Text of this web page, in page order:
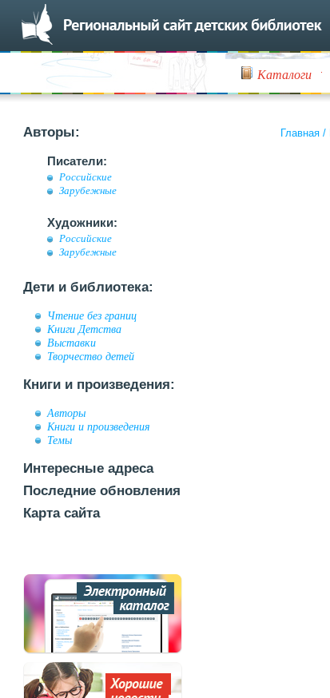
Каталоги
Авторы:
Писатели:
Российские
Зарубежные
Художники:
Российские
Зарубежные
Дети и библиотека:
Чтение без границ
Книги Детства
Выставки
Творчество детей
Книги и произведения:
Авторы
Книги и произведения
Темы
Интересные адреса
Последние обновления
Карта сайта
Главная /